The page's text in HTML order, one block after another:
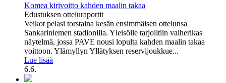
Komea kirivoitto kahden maalin takaa
Edustuksen otteluraportit
Veikot pelasi torstaina kesän ensimmäisen ottelunsa
Sankariniemen stadionilla. Yleisölle tarjoiltiin vaiherikas
näytelmä, jossa PAVE nousi lopulta kahden maalin takaa
voittoon. Ylämyllyn Yllätyksen reservijoukkue...
Lue lisää
6.6.